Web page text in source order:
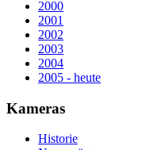
2000
2001
2002
2003
2004
2005 - heute
Kameras
Historie